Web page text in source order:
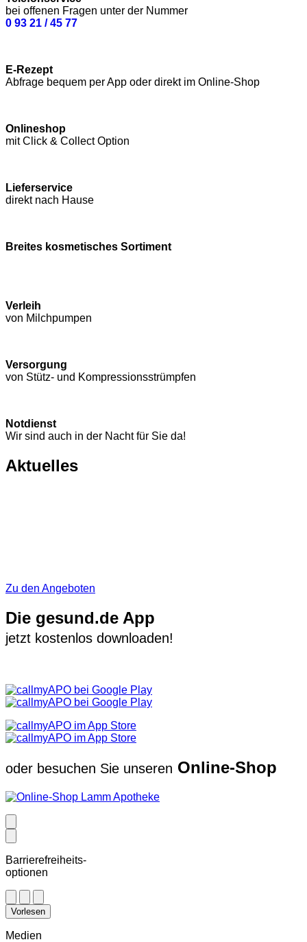
bei offenen Fragen unter der Nummer
0 93 21 / 45 77
E-Rezept
Abfrage bequem per App oder direkt im Online-Shop
Onlineshop
mit Click & Collect Option
Lieferservice
direkt nach Hause
Breites kosmetisches Sortiment
Verleih
von Milchpumpen
Versorgung
von Stütz- und Kompressions­strümpfen
Notdienst
Wir sind auch in der Nacht für Sie da!
Aktuelles
Zu den Angeboten
Die gesund.de App
jetzt kostenlos downloaden!
oder besuchen Sie unseren Online-Shop
Barrierefreiheits-
optionen
Vorlesen
Medien